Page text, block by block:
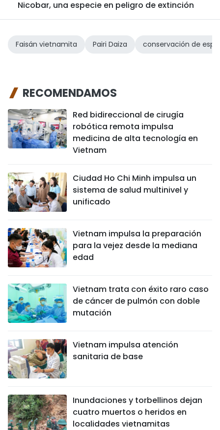
Nicobar, una especie en peligro de extinción
Faisán vietnamita Pairi Daiza conservación de
RECOMENDAMOS
Red bidireccional de cirugía
robótica remota impulsa
medicina de alta tecnología en
Vietnam
Ciudad Ho Chi Minh impulsa un
sistema de salud multinivel y
unificado
Vietnam impulsa la preparación
para la vejez desde la mediana
edad
Vietnam trata con éxito raro caso
de cáncer de pulmón con doble
mutación
Vietnam impulsa atención
sanitaria de base
Inundaciones y torbellinos dejan
cuatro muertos o heridos en
localidades vietnamitas